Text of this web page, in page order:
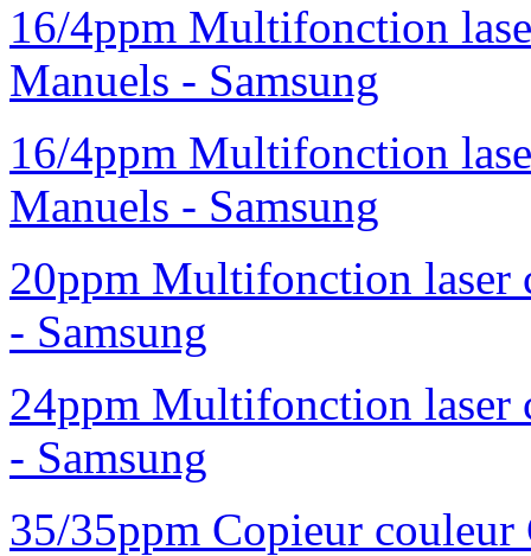
16/4ppm Multifonction
Manuels - Samsung
16/4ppm Multifonction
Manuels - Samsung
20ppm Multifonction
- Samsung
24ppm Multifonction
- Samsung
35/35ppm Copieur